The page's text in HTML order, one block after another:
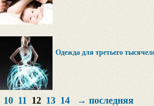
Одежда для третьего
10 11 12 13 14 → последняя